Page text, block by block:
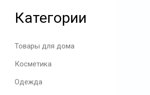
Категории
Товары для дома
Косметика
Одежда